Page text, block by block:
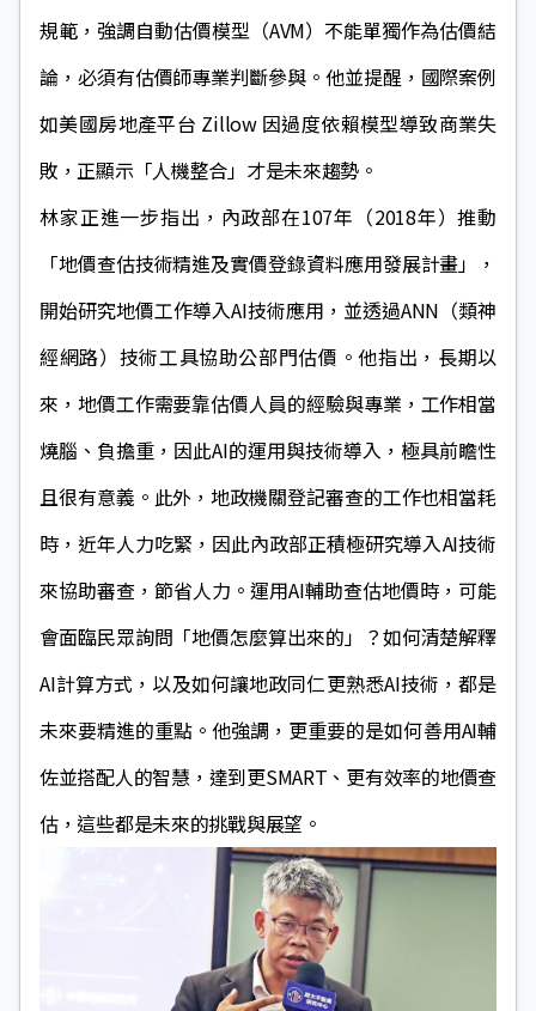
規範，強調自動估價模型（AVM）不能單獨作為估價結
論，必須有估價師專業判斷參與。他並提醒，國際案例
如美國房地產平台 Zillow 因過度依賴模型導致商業失
敗，正顯示「人機整合」才是未來趨勢。
林家正進一步指出，內政部在107年（2018年）推動
「地價查估技術精進及實價登錄資料應用發展計畫」，
開始研究地價工作導入AI技術應用，並透過ANN（類神
經網路）技術工具協助公部門估價。他指出，長期以
來，地價工作需要靠估價人員的經驗與專業，工作相當
燒腦、負擔重，因此AI的運用與技術導入，極具前瞻性
且很有意義。此外，地政機關登記審查的工作也相當耗
時，近年人力吃緊，因此內政部正積極研究導入AI技術
來協助審查，節省人力。運用AI輔助查估地價時，可能
會面臨民眾詢問「地價怎麼算出來的」？如何清楚解釋
AI計算方式，以及如何讓地政同仁更熟悉AI技術，都是
未來要精進的重點。他強調，更重要的是如何善用AI輔
佐並搭配人的智慧，達到更SMART、更有效率的地價查
估，這些都是未來的挑戰與展望。